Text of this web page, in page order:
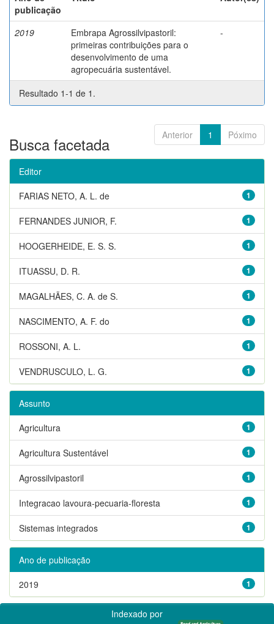
publicação
2019
Embrapa Agrossilvipastoril:
primeiras contribuições para o
desenvolvimento de uma
agropecuária sustentável.
-
Resultado 1-1 de 1.
Anterior 1 Póximo
Busca facetada
Editor
1
FARIAS NETO, A. L. de
1
FERNANDES JUNIOR, F.
1
HOOGERHEIDE, E. S. S.
1
ITUASSU, D. R.
1
MAGALHÃES, C. A. de S.
1
NASCIMENTO, A. F. do
1
ROSSONI, A. L.
1
VENDRUSCULO, L. G.
Assunto
1
Agricultura
1
Agricultura Sustentável
1
Agrossilvipastoril
1
Integracao lavoura-pecuaria-floresta
1
Sistemas integrados
Ano de publicação
1
2019
Indexado por